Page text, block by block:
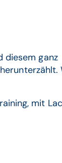
diesem ganz
mit